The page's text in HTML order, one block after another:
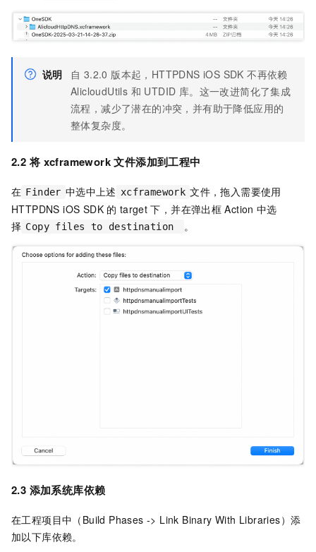
说明
自 3.2.0 版本起，HTTPDNS iOS SDK 不再依赖
AlicloudUtils 和 UTDID 库。这一改进简化了集成
流程，减少了潜在的冲突，并有助于降低应用的
整体复杂度。
2.2 将 xcframework 文件添加到工程中
在 Finder 中选中上述 xcframework 文件，拖入需要使用
HTTPDNS iOS SDK 的 target 下，并在弹出框 Action 中选
择 Copy files to destination 。
2.3 添加系统库依赖
在工程项目中（Build Phases -> Link Binary With Libraries）添
加以下库依赖。